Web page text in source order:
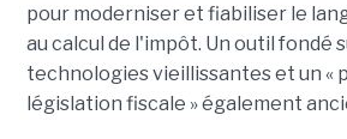
pour moderniser et fiabiliser le
au calcul de l'impôt. Un outil fondé
technologies vieillissantes et un «
législation fiscale » également